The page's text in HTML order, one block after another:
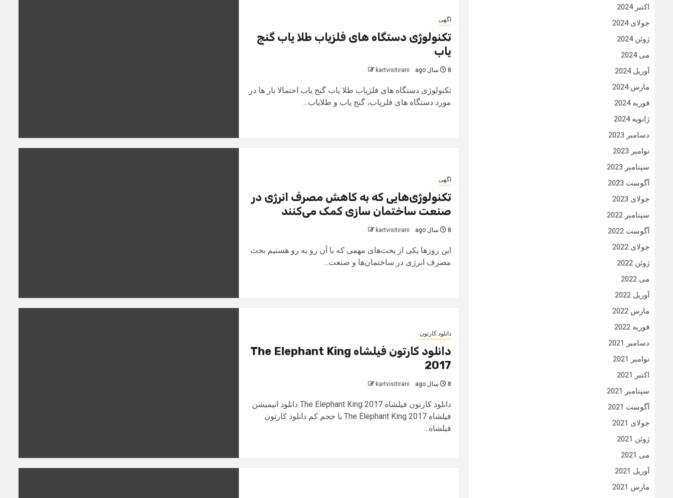
اگهی
تکنولوژی دستگاه‌ های فلزیاب طلا یاب گنج‌
یاب
8 سال ago kartvisitirani
تکنولوژی دستگاه‌ های فلزیاب طلا یاب گنج‌ یاب احتمالا بار ها در
مورد دستگاه های فلزیاب، گنج یاب و طلایاب...
اگهی
تکنولوژی‌هایی که به کاهش مصرف انرژی در
صنعت ساختمان سازی کمک می‌کنند
8 سال ago kartvisitirani
این روزها یکی از بحث‌های مهمی که با آن رو به رو هستیم بحث
مصرف انرژی در ساختمان‌ها و صنعت...
دانلود کارتون
دانلود کارتون فیلشاه The Elephant King
2017
8 سال ago kartvisitirani
دانلود کارتون فیلشاه The Elephant King 2017 دانلود انیمیشن
فیلشاه The Elephant King 2017 با حجم کم دانلود کارتون
فیلشاه...
اکتبر 2024
جولای 2024
ژوئن 2024
می 2024
آوریل 2024
مارس 2024
فوریه 2024
ژانویه 2024
دسامبر 2023
نوامبر 2023
سپتامبر 2023
آگوست 2023
جولای 2023
سپتامبر 2022
آگوست 2022
جولای 2022
ژوئن 2022
می 2022
آوریل 2022
مارس 2022
فوریه 2022
دسامبر 2021
نوامبر 2021
اکتبر 2021
سپتامبر 2021
آگوست 2021
جولای 2021
ژوئن 2021
می 2021
آوریل 2021
مارس 2021